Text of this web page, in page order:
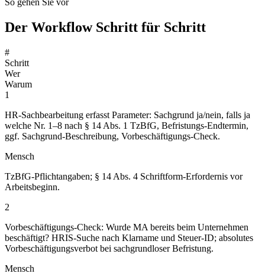
So gehen Sie vor
Der Workflow Schritt für Schritt
#
Schritt
Wer
Warum
1
HR-Sachbearbeitung erfasst Parameter: Sachgrund ja/nein, falls ja
welche Nr. 1–8 nach § 14 Abs. 1 TzBfG, Befristungs-Endtermin,
ggf. Sachgrund-Beschreibung, Vorbeschäftigungs-Check.
Mensch
TzBfG-Pflichtangaben; § 14 Abs. 4 Schriftform-Erfordernis vor
Arbeitsbeginn.
2
Vorbeschäftigungs-Check: Wurde MA bereits beim Unternehmen
beschäftigt? HRIS-Suche nach Klarname und Steuer-ID; absolutes
Vorbeschäftigungsverbot bei sachgrundloser Befristung.
Mensch